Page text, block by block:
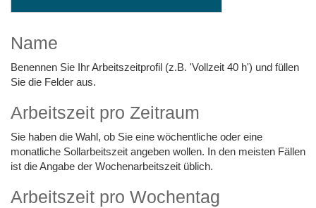
Name
Benennen Sie Ihr Arbeitszeitprofil (z.B. 'Vollzeit 40 h') und füllen
Sie die Felder aus.
Arbeitszeit pro Zeitraum
Sie haben die Wahl, ob Sie eine wöchentliche oder eine
monatliche Sollarbeitszeit angeben wollen. In den meisten Fällen
ist die Angabe der Wochenarbeitszeit üblich.
Arbeitszeit pro Wochentag